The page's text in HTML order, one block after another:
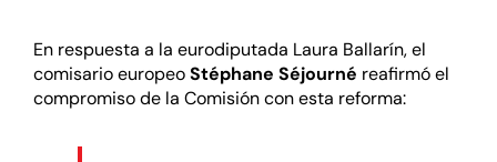
En respuesta a la eurodiputada Laura Ballarín, el
comisario europeoStéphane Séjourné reafirmó el
compromiso de la Comisión con esta reforma: